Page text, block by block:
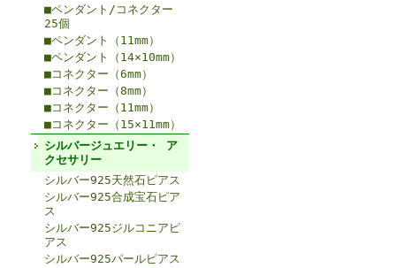
■ペンダント/コネクター
25個
■ペンダント（11mm）
■ペンダント（14×10mm）
■コネクター（6mm）
■コネクター（8mm）
■コネクター（11mm）
■コネクター（15×11mm）
シルバージュエリー・ ア
クセサリー
シルバー925天然石ピアス
シルバー925合成宝石ピア
ス
シルバー925ジルコニアピ
アス
シルバー925パールピアス